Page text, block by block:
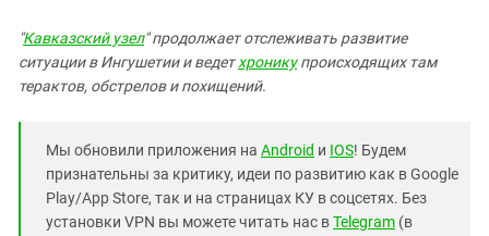
Южный Кавказ
"Кавказский узел" продолжает отслеживать развитие
ситуации в Ингушетии и ведетхроникупроисходящих там
терактов, обстрелов и похищений.
Мы обновили приложения на Android и IOS! Будем
признательны за критику, идеи по развитию как в Google
Play/App Store, так и на страницах КУ в соцсетях. Без
установки VPN вы можете читать нас вTelegram (в